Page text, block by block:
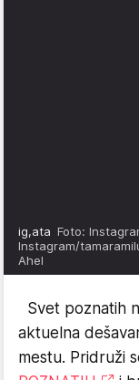
ig,ata Foto:
Instagram/
Ahel
Svet poznatih
aktuelna
mestu. Pridruži